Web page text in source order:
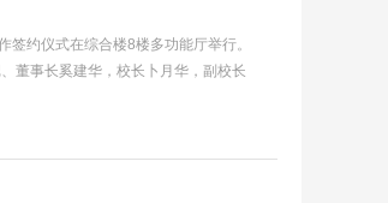
约仪式在综合楼8楼多功能厅举行。
董事长奚建华，校长卜月华，副校长